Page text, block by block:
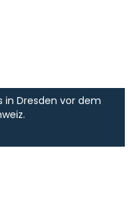
in Dresden vor dem